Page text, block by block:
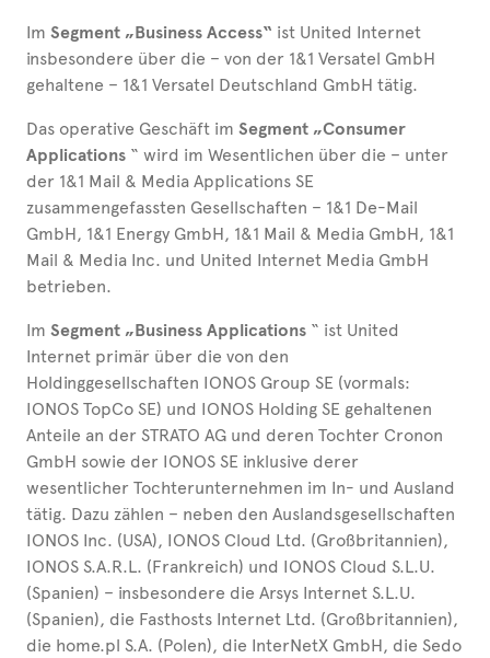
Im Segment „Business Access“ ist United Internet
insbesondere über die – von der 1&1 Versatel GmbH
gehaltene – 1&1 Versatel Deutschland GmbH tätig.
Das operative Geschäft im Segment „Consumer
Applications “ wird im Wesentlichen über die – unter
der 1&1 Mail & Media Applications SE
zusammengefassten Gesellschaften – 1&1 De-Mail
GmbH, 1&1 Energy GmbH, 1&1 Mail & Media GmbH, 1&1
Mail & Media Inc. und United Internet Media GmbH
betrieben.
Im Segment „Business Applications “ ist United
Internet primär über die von den
Holdinggesellschaften IONOS Group SE (vormals:
IONOS TopCo SE) und IONOS Holding SE gehaltenen
Anteile an der STRATO AG und deren Tochter Cronon
GmbH sowie der IONOS SE inklusive derer
wesentlicher Tochterunternehmen im In- und Ausland
tätig. Dazu zählen – neben den Auslandsgesellschaften
IONOS Inc. (USA), IONOS Cloud Ltd. (Großbritannien),
IONOS S.A.R.L. (Frankreich) und IONOS Cloud S.L.U.
(Spanien) – insbesondere die Arsys Internet S.L.U.
(Spanien), die Fasthosts Internet Ltd. (Großbritannien),
die home.pl S.A. (Polen), die InterNetX GmbH, die Sedo